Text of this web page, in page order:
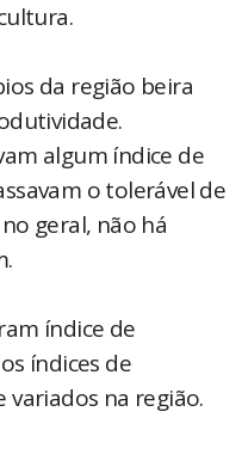
da região beira
algum índice de
o tolerável de
geral, não há
índice de
índices de
na região.